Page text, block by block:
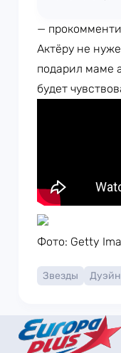
—
Актёру не
подарил маме
будет
Фото: Getty
Звезды